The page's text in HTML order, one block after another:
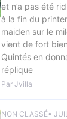
et n’a pas été
à la fin du
maiden sur le
vient de fort
Quintés en
réplique
Par Jvilla
NON CLASSÉ•